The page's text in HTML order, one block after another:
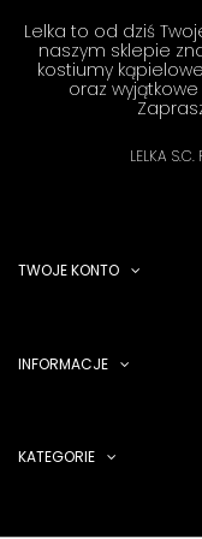
Lelka to od dziś
naszym sklepie
kostiumy
oraz
LELKA
TWOJE KONTO
INFORMACJE
KATEGORIE